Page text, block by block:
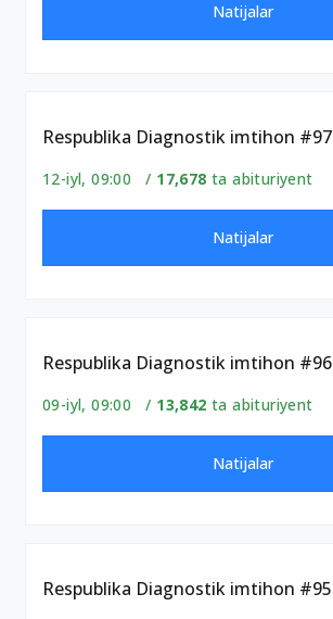
Natijalar
Respublika Diagnostik imtihon #97
12-iyl, 09:00 / 17,678 ta abituriyent
Natijalar
Respublika Diagnostik imtihon #96
09-iyl, 09:00 / 13,842 ta abituriyent
Natijalar
Respublika Diagnostik imtihon #95